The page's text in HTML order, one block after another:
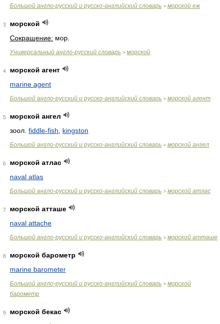
Большой англо-русский и русско-английский словарь > морской еж
3
морской
Сокращение: мор.
Универсальный англо-русский словарь > морской
4
морской агент
marine agent
Большой англо-русский и русско-английский словарь > морской агент
5
морской ангел
зоол. fiddle-fish kingston
Большой англо-русский и русско-английский словарь > морской ангел
6
морской атлас
naval atlas
Большой англо-русский и русско-английский словарь > морской атлас
7
морской атташе
naval attache
Большой англо-русский и русско-английский словарь > морской атташе
8
морской барометр
marine barometer
Большой англо-русский и русско-английский словарь > морской
барометр
9
морской бекас